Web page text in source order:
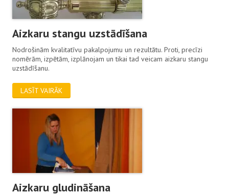
Aizkaru stangu uzstādīšana
Nodrošinām kvalitatīvu pakalpojumu un rezultātu. Proti, precīzi
nomērām, izpētām, izplānojam un tikai tad veicam aizkaru stangu
uzstādīšanu.
LASĪT VAIRĀK
Aizkaru gludināšana